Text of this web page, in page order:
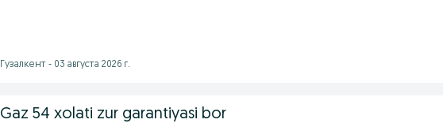
Гузалкент - 03 августа 2026 г.
Gaz 54 xolati zur garantiyasi bor